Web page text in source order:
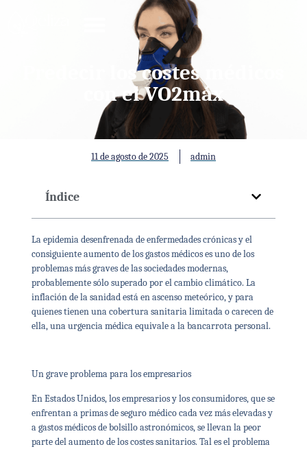
Predecir los costes médicos
con el VO2máx
11 de agosto de 2025 admin
La epidemia desenfrenada de enfermedades crónicas y el
consiguiente aumento de los gastos médicos es uno de los
problemas más graves de las sociedades modernas,
probablemente sólo superado por el cambio climático. La
inflación de la sanidad está en ascenso meteórico, y para
quienes tienen una cobertura sanitaria limitada o carecen de
ella, una urgencia médica equivale a la bancarrota personal.
Un grave problema para los empresarios
En Estados Unidos, los empresarios y los consumidores, que se
enfrentan a primas de seguro médico cada vez más elevadas y
a gastos médicos de bolsillo astronómicos, se llevan la peor
parte del aumento de los costes sanitarios. Tal es el problema
Índice